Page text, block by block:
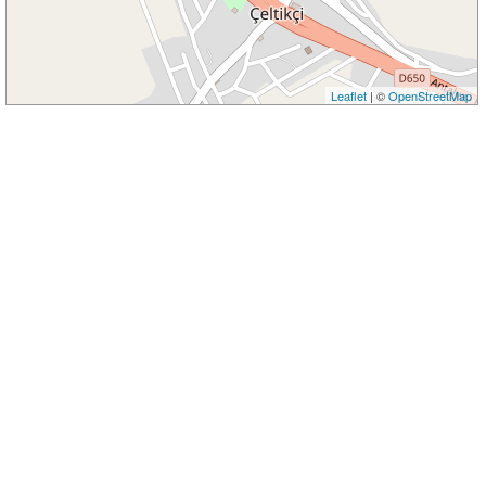
Leaflet| ©OpenStreetMap